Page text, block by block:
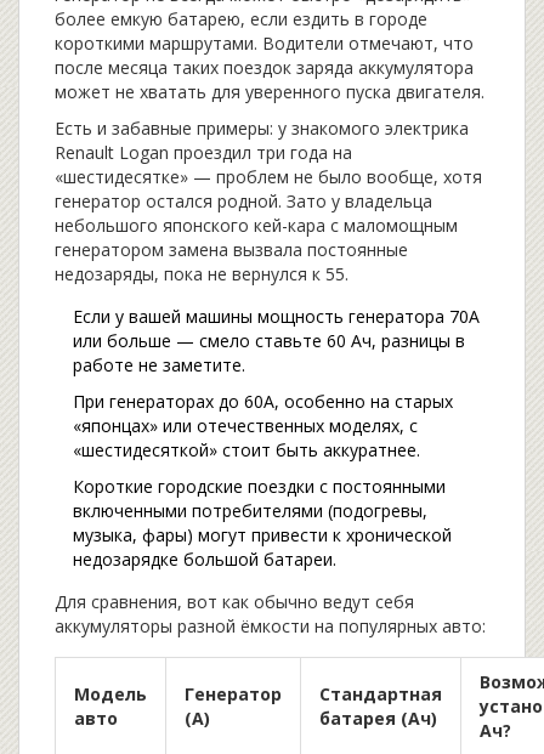
более емкую батарею, если ездить в городе
короткими маршрутами. Водители отмечают, что
после месяца таких поездок заряда аккумулятора
может не хватать для уверенного пуска двигателя.
Есть и забавные примеры: у знакомого электрика
Renault Logan проездил три года на
«шестидесятке» — проблем не было вообще, хотя
генератор остался родной. Зато у владельца
небольшого японского кей-кара с маломощным
генератором замена вызвала постоянные
недозаряды, пока не вернулся к 55.
Если у вашей машины мощность генератора 70А
или больше — смело ставьте 60 Ач, разницы в
работе не заметите.
При генераторах до 60А, особенно на старых
«японцах» или отечественных моделях, с
«шестидесяткой» стоит быть аккуратнее.
Короткие городские поездки с постоянными
включенными потребителями (подогревы,
музыка, фары) могут привести к хронической
недозарядке большой батареи.
Для сравнения, вот как обычно ведут себя
аккумуляторы разной ёмкости на популярных авто:
Модель
авто
Генератор
(А)
Стандартная
батарея (Ач)
Ач?